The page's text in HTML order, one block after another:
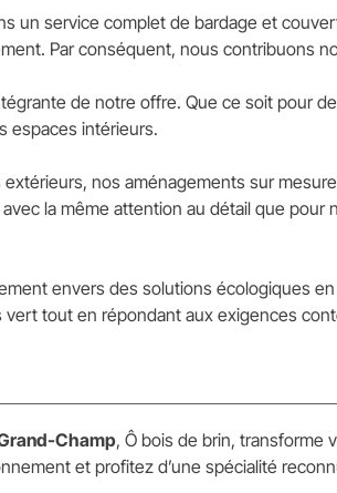
un service complet de bardage et
Par conséquent, nous contribuons
de notre offre. Que ce soit pour
espaces intérieurs.
nos aménagements sur
la même attention au détail que
envers des solutions écologiques
tout en répondant aux exigences
Champ, Ô bois de brin, transforme
et profitez d’une spécialité